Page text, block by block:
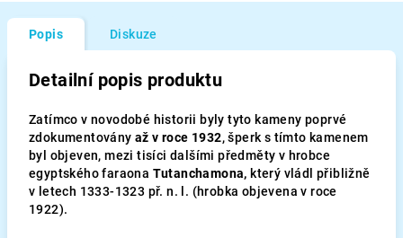
Popis Diskuze
Detailní popis produktu
Zatímco v novodobé historii byly tyto kameny poprvé
zdokumentovány až v roce 1932, šperk s tímto kamenem
byl objeven, mezi tisíci dalšími předměty v hrobce
egyptského faraona Tutanchamona, který vládl přibližně
v letech 1333-1323 př. n. l. (hrobka objevena v roce
1922).